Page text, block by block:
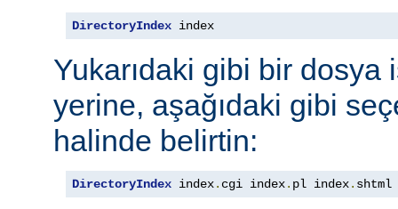
DirectoryIndex index
Yukarıdaki gibi bir dosya
yerine, aşağıdaki gibi
halinde belirtin:
DirectoryIndex index. cgi index. pl index. shtml